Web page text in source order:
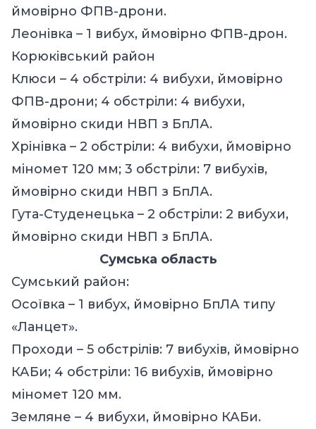
ймовірно ФПВ-дрони.
Леонівка – 1 вибух, ймовірно ФПВ-дрон.
Корюківський район
Клюси – 4 обстріли: 4 вибухи, ймовірно
ФПВ-дрони; 4 обстріли: 4 вибухи,
ймовірно скиди НВП з БпЛА.
Хрінівка – 2 обстріли: 4 вибухи, ймовірно
міномет 120 мм; 3 обстріли: 7 вибухів,
ймовірно скиди НВП з БпЛА.
Гута-Студенецька – 2 обстріли: 2 вибухи,
ймовірно скиди НВП з БпЛА.
Сумська область
Сумський район:
Осоївка – 1 вибух, ймовірно БпЛА типу
«Ланцет».
Проходи – 5 обстрілів: 7 вибухів, ймовірно
КАБи; 4 обстріли: 16 вибухів, ймовірно
міномет 120 мм.
Земляне – 4 вибухи, ймовірно КАБи.